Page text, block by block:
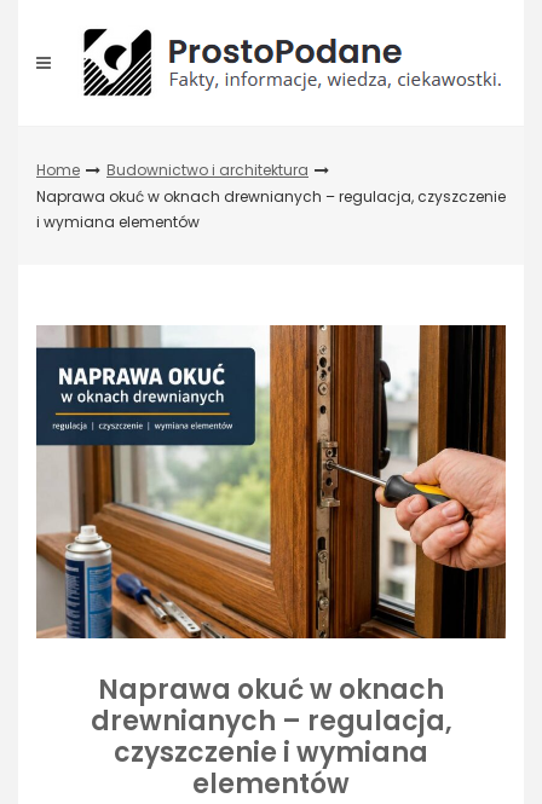
content
Home
Budownictwo i architektura
Naprawa okuć w oknach drewnianych – regulacja, czyszczenie
i wymiana elementów
Naprawa okuć w oknach
drewnianych – regulacja,
czyszczenie i wymiana
elementów